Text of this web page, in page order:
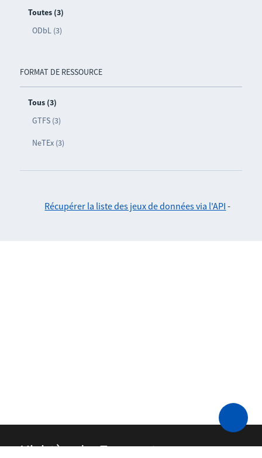
Toutes (3)
ODbL (3)
FORMAT DE RESSOURCE
Tous (3)
GTFS (3)
NeTEx (3)
Récupérer la liste des jeux de données via l'API -
Ministère des Transports